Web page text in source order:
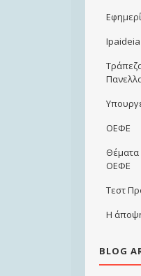
Ιpaideia
ΟΕΦΕ
ΟΕΦΕ
Τεστ
Η
BLOG